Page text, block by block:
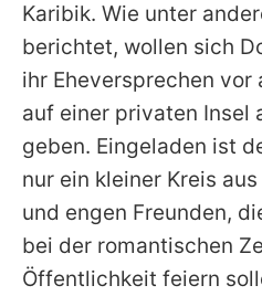
Karibik. Wie unter
berichtet, wollen sich
ihr Eheversprechen vor
auf einer privaten Insel
geben. Eingeladen ist
nur ein kleiner Kreis
und engen Freunden,
bei der romantischen
Öffentlichkeit feiern